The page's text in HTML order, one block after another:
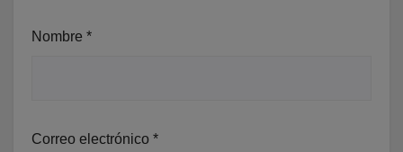
Nombre *
Correo electrónico *